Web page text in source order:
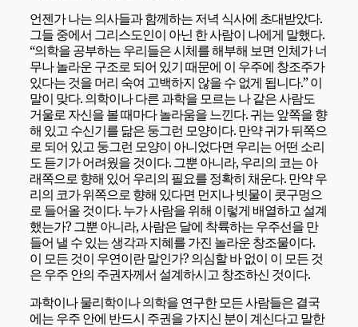
언젠가 나는 의사들과 함께하는 저녁 식사에 초대받았다.
그들 중에서 그리스도인이 아닌 한 사람이 나에게 말했다.
“의학을 공부하는 우리들은 시체를 해부해 보면 인체가 너
무나 놀라운 구조로 되어 있기 때문에 이 우주에 창조주가
있다는 것을 머리 숙여 고백하지 않을 수 없게 됩니다.” 이
말이 맞다. 의학이나 다른 과학을 모르는 나 같은 사람도
거울로 자신을 볼 때마다 놀라움을 느낀다. 귀는 앞쪽을 향
해 있고 수신기를 닮은 둥그런 모양이다. 만약 귀가 뒤쪽으
로 되어 있고 둥그런 모양이 아니었다면 우리는 어떤 소리
도 듣기가 어려웠을 것이다. 그뿐 아니라, 우리의 코는 아
래쪽으로 향해 있어 우리의 필요를 정확히 채운다. 만약 우
리의 코가 위쪽으로 향해 있다면 먼지나 빗물이 콧구멍으
로 들어올 것이다. 누가 사람을 위해 이렇게 배열하고 설계
했는가? 그뿐 아니라, 사람은 달에 착륙하는 우주선을 만
들어 낼 수 있는 생각과 지혜를 가진 놀라운 창조물이다.
이 모든 것이 우연이란 말인가? 의심할 바 없이 이 모든 것
은 우주 안의 주권자께서 설계하시고 창조하신 것이다.
과학이나 물리학이나 의학을 연구한 모든 사람들은 결국
에는 우주 안에 반드시 주권을 가지신 분이 계신다고 말한